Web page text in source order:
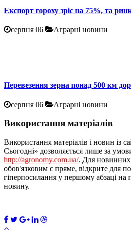
Експорт гороху зріс на 75%, та
серпня 06 Аграрні новини
Перевезення зерна понад 500 км
серпня 06 Аграрні новини
Використання матеріалів
Використання матеріалів і новин із
Сьогодні» дозволяється лише за
http://agronomy.com.ua/. Для новинних
обов'язковим є пряме, відкрите для
гіперпосилання у першому абзаці на
новину.